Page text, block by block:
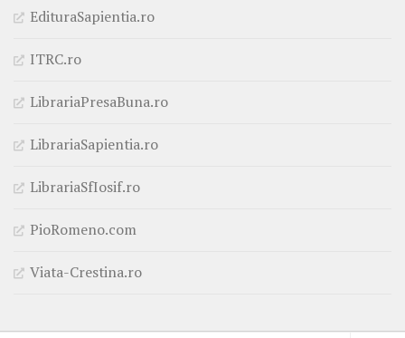
EdituraSapientia.ro
ITRC.ro
LibrariaPresaBuna.ro
LibrariaSapientia.ro
LibrariaSfIosif.ro
PioRomeno.com
Viata-Crestina.ro